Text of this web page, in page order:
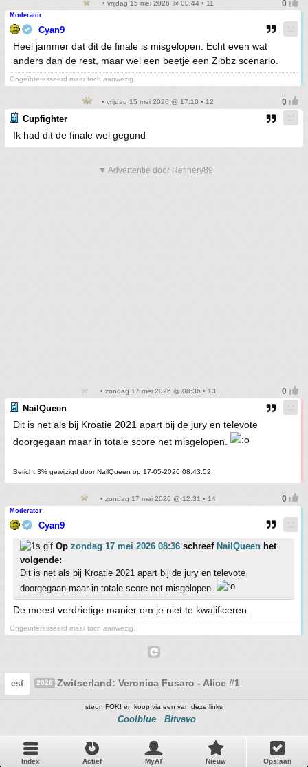
• vrijdag 15 mei 2026 @ 00:44 • 11
Moderator
Cyan9
Heel jammer dat dit de finale is misgelopen. Echt even wat
anders dan de rest, maar wel een beetje een Zibbz scenario.
Ongeïnteresseerd maar toch aanwezig.
• vrijdag 15 mei 2026 @ 17:10 • 12
Cupfighter
Ik had dit de finale wel gegund
▼ Advertentie door Refinery89
• zondag 17 mei 2026 @ 08:36 • 13
NailQueen
Dit is net als bij Kroatie 2021 apart bij de jury en televote
doorgegaan maar in totale score net misgelopen.
Bericht 3% gewijzigd door NailQueen op 17-05-2026 08:43:52
• zondag 17 mei 2026 @ 12:31 • 14
Moderator
Cyan9
Op zondag 17 mei 2026 08:36 schreef NailQueen het
volgende:
Dit is net als bij Kroatie 2021 apart bij de jury en televote
doorgegaan maar in totale score net misgelopen.
De meest verdrietige manier om je niet te kwalificeren.
Ongeïnteresseerd maar toch aanwezig.
esf 2026 Zwitserland: Veronica Fusaro - Alice #1
steun FOK! en koop via een van deze links
Coolblue Bitvavo
Index Actief MyAT Nieuw Opslaan